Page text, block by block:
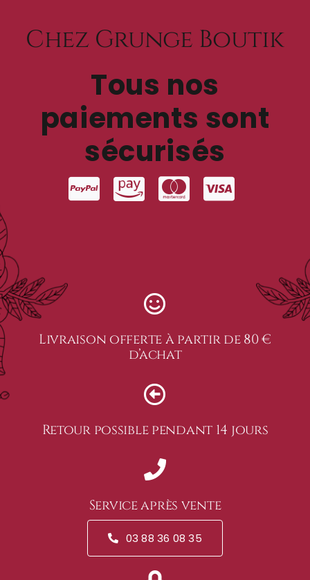
Chez Grunge Boutik
Tous nos
paiements sont
sécurisés
Livraison offerte à partir de 80 €
d’achat
Retour possible pendant 14 jours
Service après vente
03 88 36 08 35